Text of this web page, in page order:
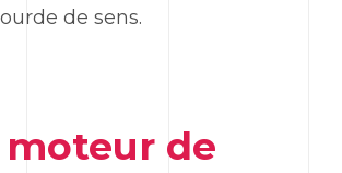
de sens.
moteur de